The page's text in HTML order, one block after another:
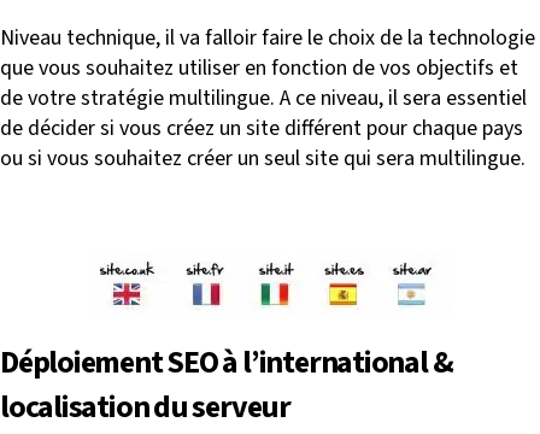
Niveau technique, il va falloir faire le choix de la technologie
que vous souhaitez utiliser en fonction de vos objectifs et
de votre stratégie multilingue. A ce niveau, il sera essentiel
de décider si vous créez un site différent pour chaque pays
ou si vous souhaitez créer un seul site qui sera multilingue.
Déploiement SEO à l’international &
localisation du serveur